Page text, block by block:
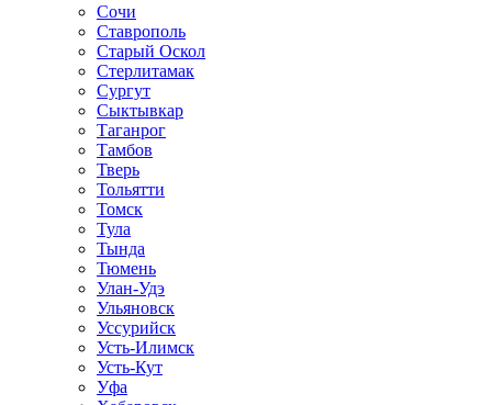
Сочи
Ставрополь
Старый Оскол
Стерлитамак
Сургут
Сыктывкар
Таганрог
Тамбов
Тверь
Тольятти
Томск
Тула
Тында
Тюмень
Улан-Удэ
Ульяновск
Уссурийск
Усть-Илимск
Усть-Кут
Уфа